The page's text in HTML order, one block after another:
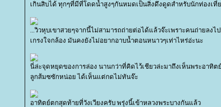
เกินสิบได้ ทุกๆที่มีที่โดดน้ำสูงๆกันหมดเป็นสิ่งดึงดูดสำหรับนักท่องเที่
...วิวหุบเขาสวยๆจากนี้ไม่สามารถถ่ายต่อได้แล้วจ๊ะเพราะคนถ่ายลง
เกรงใจกล้อง มันคงยังไม่อยากอาบน้ำตอนหนาวๆเท่าไหร่อ่ะนะ
นี่ล่ะจุดหยุดของการล่อง นานกว่าที่คิดไว้เชียวล่ะมาถึงเห็นพระอาทิ
ลูกส้มซซักหน่อย ได้เห็นแต่กดไม่ทันจ๊ะ
อาทิตย์ตกสุดท้ายที่วังเวียงครับ พรุ่งนี้เข้าหลวงพระบางกันแล้ว